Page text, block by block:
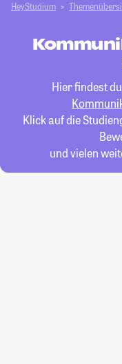
HeyStudium
Hier findest
Klick auf die
und vielen